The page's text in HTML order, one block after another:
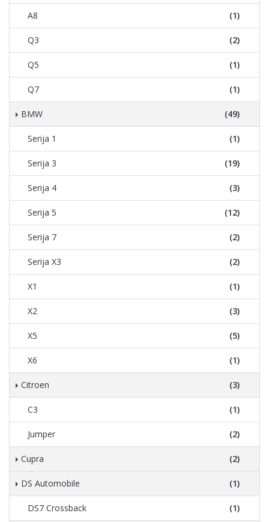
A8 (1)
Q3 (2)
Q5 (1)
Q7 (1)
BMW (49)
Serija 1 (1)
Serija 3 (19)
Serija 4 (3)
Serija 5 (12)
Serija 7 (2)
Serija X3 (2)
X1 (1)
X2 (3)
X5 (5)
X6 (1)
Citroen (3)
C3 (1)
Jumper (2)
Cupra (2)
DS Automobile (1)
DS7 Crossback (1)